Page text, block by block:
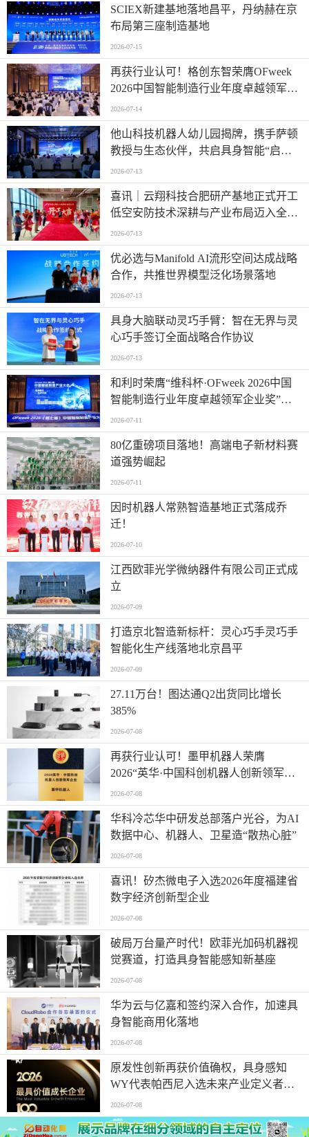
SCIEX新建基地落地昌平，丹纳赫在京
布局第三座制造基地
2026-07-15
再获行业认可！格创东智荣膺OFweek
2026中国智能制造行业年度卓越领军企
业奖
2026-07-14
他山科技机器人幼儿园揭牌，携手萨顿
教授与生态伙伴，共启具身智能“启蒙
时代”
2026-07-13
喜讯｜云翔科技合肥研产基地正式开工
低空安防技术深耕与产业布局迈入全新
阶段
2026-07-13
优必选与Manifold AI流形空间达成战略
合作，共推世界模型泛化场景落地
2026-07-13
具身大脑联动灵巧手臂：智在无界与灵
心巧手签订全面战略合作协议
2026-07-13
和利时荣膺“维科杯·OFweek 2026中国
智能制造行业年度卓越领军企业奖”，
以自主创新实力引领智造新浪潮
2026-07-11
80亿重磅项目落地！高端电子新材料赛
道强势崛起
2026-07-11
因时机器人常熟智造基地正式落成乔
迁！
2026-07-10
江西欧菲光学微纳器件有限公司正式成
立
2026-07-09
打造京北智造新标杆：灵心巧手灵巧手
智能化生产线落地北京昌平
2026-07-09
27.11万台！图达通Q2出货同比增长
385%
2026-07-08
再获行业认可！墨甲机器人荣膺
2026“英华·中国科创机器人创新领军企
业”全产业链智能出海标杆
2026-07-08
华科冷芯华中研发总部落户光谷，为AI
数据中心、机器人、卫星造“散热心脏”
2026-07-08
喜讯！矽杰微电子入选2026年度福建省
数字经济创新型企业
2026-07-08
破局万台量产时代！欧菲光加码机器视
觉赛道，打造具身智能感知新基座
2026-07-08
华为云与亿嘉和签约深入合作，加速具
身智能商用化落地
2026-07-08
原发性创新再获价值确权，具身感知
WY代表帕西尼入选未来产业定义者榜
单
2026-07-08